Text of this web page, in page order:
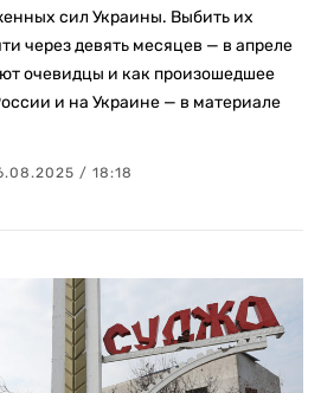
сил Украины. Выбить их
через девять месяцев — в апреле
очевидцы и как произошедшее
и на Украине — в материале
/ 18:18